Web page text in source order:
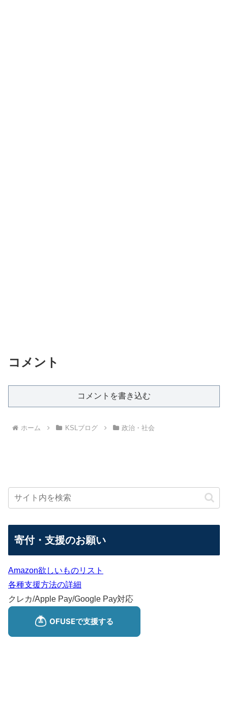
コメント
コメントを書き込む
ホーム KSLブログ 政治・社会
寄付・支援のお願い
Amazon欲しいものリスト
各種支援方法の詳細
クレカ/Apple Pay/Google Pay対応